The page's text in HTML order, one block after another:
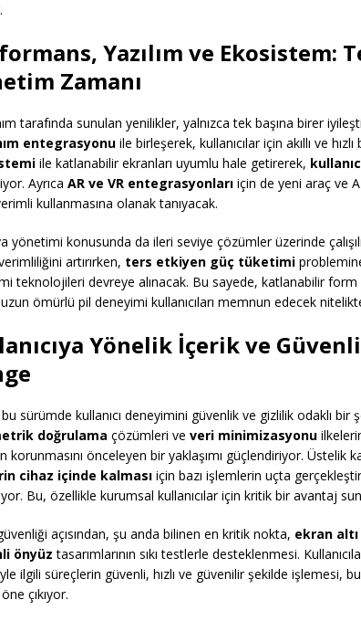
Yazılım ve Ekosistem:
Zamanı
tarafında sunulan yenilikler, yalnızca tek başına birer
entegrasyonu ile birleşerek, kullanıcılar için akıllı ve
ile katlanabilir ekranları uyumlu hale getirerek,
Ayrıca AR ve VR entegrasyonları için de yeni araç ve
kullanmasına olanak tanıyacak.
yönetimi konusunda da ileri seviye çözümler üzerinde
artırırken, ters etkiyen güç tüketimi
teknolojileri devreye alınacak. Bu sayede, katlanabilir
ömürlü pil deneyimi kullanıcıları memnun edecek
Yönelik İçerik ve
sürümde kullanıcı deneyimini güvenlik ve gizlilik odaklı bir
doğrulama çözümleri ve veri minimizasyonu
korunmasını önceleyen bir yaklaşımı güçlendiriyor. Üstelik
cihaz içinde kalması için bazı işlemlerin uçta
Bu, özellikle kurumsal kullanıcılar için kritik bir avantaj
açısından, şu anda bilinen en kritik nokta, ekran
önyüz tasarımlarının sıkı testlerle desteklenmesi.
ilgili süreçlerin güvenli, hızlı ve güvenilir şekilde işlemesi,
çıkıyor.